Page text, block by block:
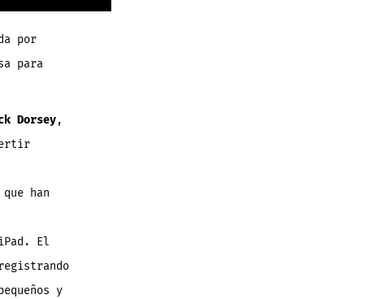
por
para
Dorsey,
han
El
y